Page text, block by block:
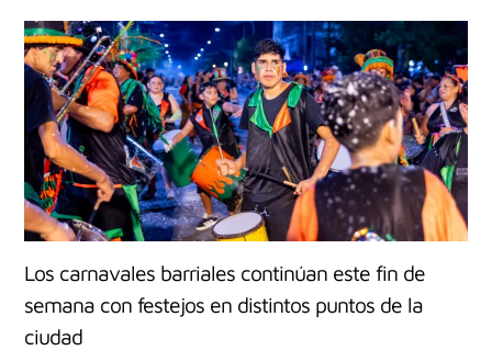
Los carnavales barriales continúan este fin de
semana con festejos en distintos puntos de la
ciudad